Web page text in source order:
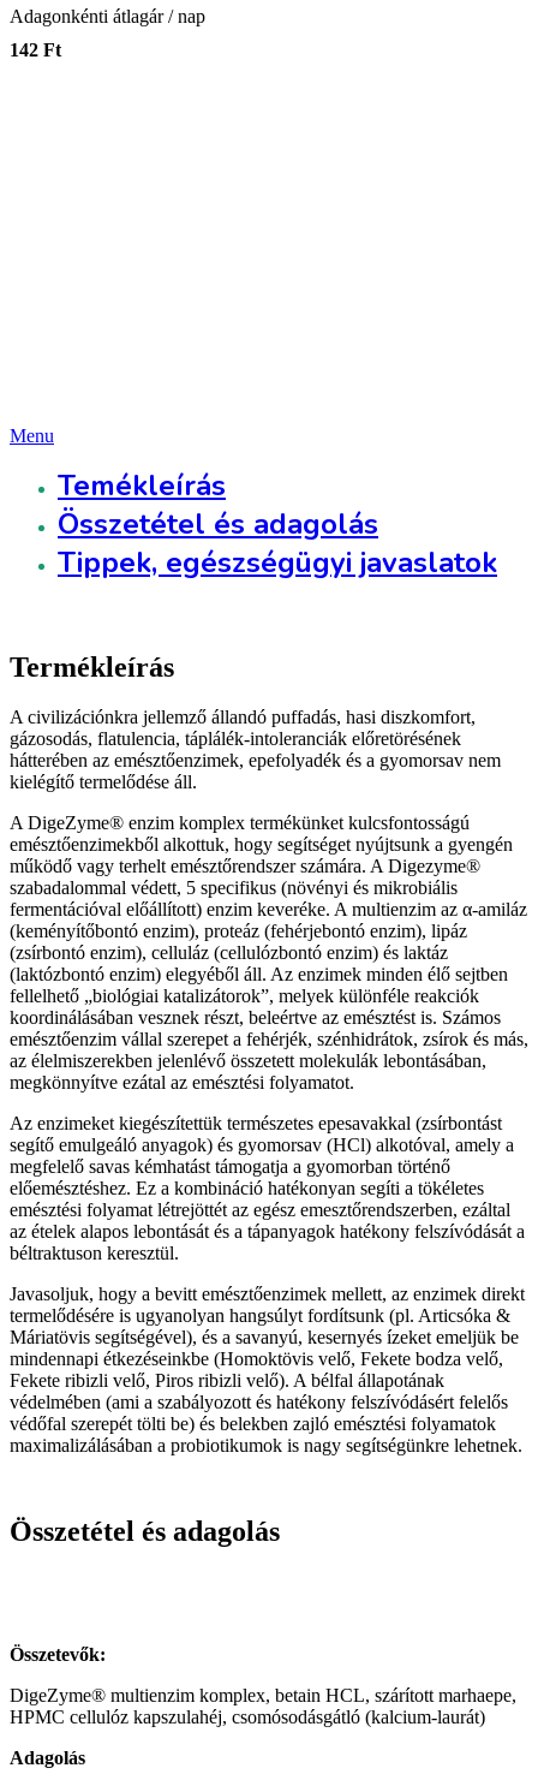
Adagonkénti átlagár / nap
142 Ft
Menu
Temékleírás
Összetétel és adagolás
Tippek, egészségügyi javaslatok
Termékleírás
A civilizációnkra jellemző állandó puffadás, hasi diszkomfort,
gázosodás, flatulencia, táplálék-intoleranciák előretörésének
hátterében az emésztőenzimek, epefolyadék és a gyomorsav nem
kielégítő termelődése áll.
A DigeZyme® enzim komplex termékünket kulcsfontosságú
emésztőenzimekből alkottuk, hogy segítséget nyújtsunk a gyengén
működő vagy terhelt emésztőrendszer számára. A Digezyme®
szabadalommal védett, 5 specifikus (növényi és mikrobiális
fermentációval előállított) enzim keveréke. A multienzim az α-amiláz
(keményítőbontó enzim), proteáz (fehérjebontó enzim), lipáz
(zsírbontó enzim), celluláz (cellulózbontó enzim) és laktáz
(laktózbontó enzim) elegyéből áll. Az enzimek minden élő sejtben
fellelhető „biológiai katalizátorok”, melyek különféle reakciók
koordinálásában vesznek részt, beleértve az emésztést is. Számos
emésztőenzim vállal szerepet a fehérjék, szénhidrátok, zsírok és más,
az élelmiszerekben jelenlévő összetett molekulák lebontásában,
megkönnyítve ezátal az emésztési folyamatot.
Az enzimeket kiegészítettük természetes epesavakkal (zsírbontást
segítő emulgeáló anyagok) és gyomorsav (HCl) alkotóval, amely a
megfelelő savas kémhatást támogatja a gyomorban történő
előemésztéshez. Ez a kombináció hatékonyan segíti a tökéletes
emésztési folyamat létrejöttét az egész emesztőrendszerben, ezáltal
az ételek alapos lebontását és a tápanyagok hatékony felszívódását a
béltraktuson keresztül.
Javasoljuk, hogy a bevitt emésztőenzimek mellett, az enzimek direkt
termelődésére is ugyanolyan hangsúlyt fordítsunk (pl. Articsóka &
Máriatövis segítségével), és a savanyú, kesernyés ízeket emeljük be
mindennapi étkezéseinkbe (Homoktövis velő, Fekete bodza velő,
Fekete ribizli velő, Piros ribizli velő). A bélfal állapotának
védelmében (ami a szabályozott és hatékony felszívódásért felelős
védőfal szerepét tölti be) és belekben zajló emésztési folyamatok
maximalizálásában a probiotikumok is nagy segítségünkre lehetnek.
Összetétel és adagolás
Összetevők:
DigeZyme® multienzim komplex, betain HCL, szárított marhaepe,
HPMC cellulóz kapszulahéj, csomósodásgátló (kalcium-laurát)
Adagolás